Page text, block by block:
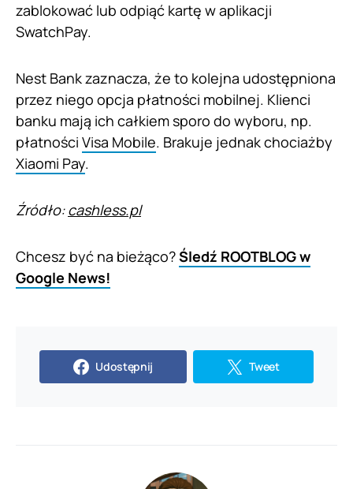
zablokować lub odpiąć kartę w aplikacji
SwatchPay.
Nest Bank zaznacza, że to kolejna udostępniona
przez niego opcja płatności mobilnej. Klienci
banku mają ich całkiem sporo do wyboru, np.
płatności Visa Mobile. Brakuje jednak chociażby
Xiaomi Pay.
Źródło:cashless.pl
Chcesz być na bieżąco?Śledź ROOTBLOG w
Google News!
Udostępnij Tweet